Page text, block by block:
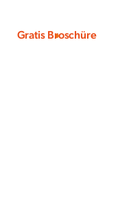
Gratis Broschüre